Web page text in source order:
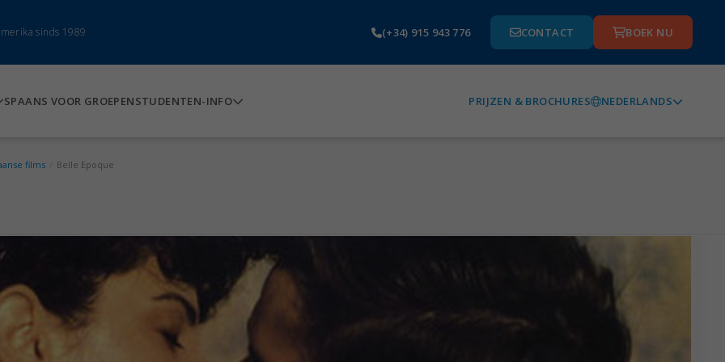
sinds 1989 (+34) 915 943 776 CONTACT BOEK NU
SPAANS VOOR GROEPENSTUDENTEN-INFO PRIJZEN & BROCHURES NEDERLANDS
films Belle Epoque